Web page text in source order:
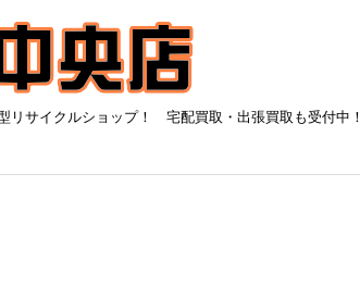
リサイクルショップ！ 宅配買取・出張買取も受付中！